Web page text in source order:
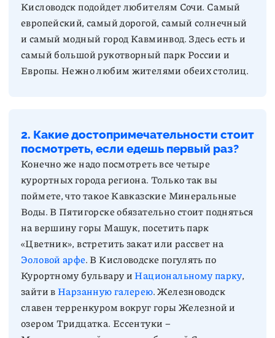
Кисловодск подойдет любителям Сочи. Самый
европейский, самый дорогой, самый солнечный
и самый модный город Кавминвод. Здесь есть и
самый большой рукотворный парк России и
Европы. Нежно любим жителями обеих столиц.
2. Какие достопримечательности стоит
посмотреть, если едешь первый раз?
Конечно же надо посмотреть все четыре
курортных города региона. Только так вы
поймете, что такое Кавказские Минеральные
Воды. В Пятигорске обязательно стоит подняться
на вершину горы Машук, посетить парк
«Цветник», встретить закат или рассвет на
Эоловой арфе. В Кисловодске погулять по
Курортному бульвару иНациональному парку,
зайти вНарзанную галерею. Железноводск
славен терренкуром вокруг горы Железной и
озером Тридцатка. Ессентуки –